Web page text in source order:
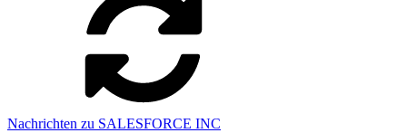
Nachrichten zu SALESFORCE INC